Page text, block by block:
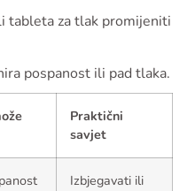
tableta za tlak promijeniti
pospanost ili pad tlaka.
Praktični
savjet
Izbjegavati ili